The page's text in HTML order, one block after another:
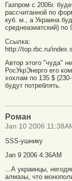
Газпром с 2006г.
рассчитанной по
куб. м., а Украина
среднеазиатский)
Ссылка:
http://top.rbc.ru/
Автор этого "чуда"
РосУкрЭнерго его
хохлам по 135 $
будут потреблять.
Роман
Jan 10 2006
SSS-ушнику
Jan 9 2006 4:36AM
...А украинцы,
алмазы, что